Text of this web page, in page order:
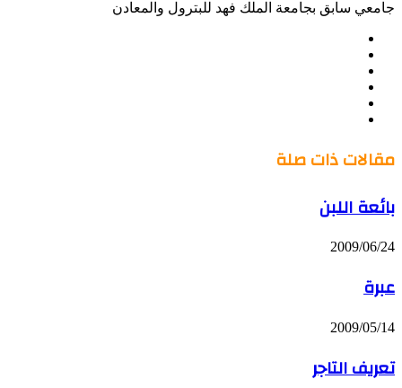
جامعي سابق بجامعة الملك فهد للبترول والمعادن
مقالات ذات صلة
بائعة اللبن
2009/06/24
عبرة
2009/05/14
تعريف التاجر